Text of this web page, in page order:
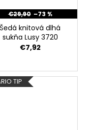
€29,90 –73 %
Šedá knitová dlhá
sukňa Lusy 3720
€7,92
TIP